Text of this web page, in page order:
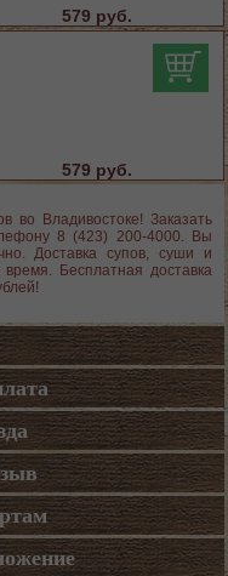
579 руб.
579 руб.
во Владивостоке! Заказать
8 (423) 200-4000. Вы
Доставка супов, суши и
Бесплатная доставка